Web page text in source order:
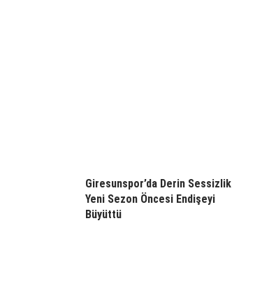
Giresunspor’da Derin Sessizlik
Yeni Sezon Öncesi Endişeyi
Büyüttü